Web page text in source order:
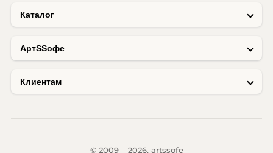
Каталог
AртSSофе
Клиентам
© 2009 – 2026, artssofe